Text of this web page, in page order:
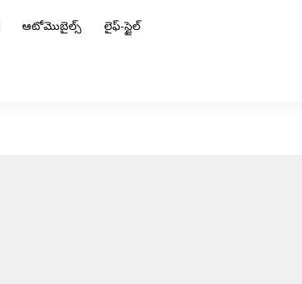
ఆటోమొబైల్స్ లైఫ్-స్టైల్